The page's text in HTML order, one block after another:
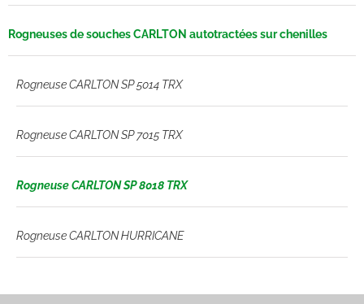
Rogneuses de souches CARLTON autotractées sur chenilles
Rogneuse CARLTON SP 5014 TRX
Rogneuse CARLTON SP 7015 TRX
Rogneuse CARLTON SP 8018 TRX
Rogneuse CARLTON HURRICANE